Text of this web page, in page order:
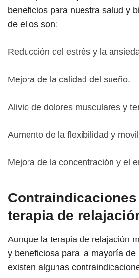
beneficios para nuestra salud y
de ellos son:
Reducción del estrés y la
Mejora de la calidad del sueño.
Alivio de dolores musculares y
Aumento de la flexibilidad y
Mejora de la concentración y el
terapia de
Aunque la terapia de relajación
y beneficiosa para la mayoría de
existen algunas